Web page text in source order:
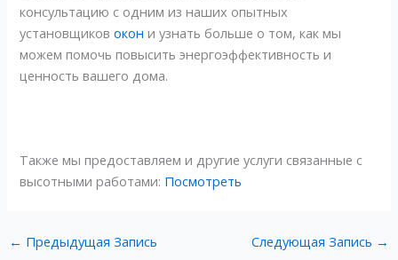
консультацию с одним из наших опытных
установщиковокон и узнать больше о том, как мы
можем помочь повысить энергоэффективность и
ценность вашего дома.
Также мы предоставляем и другие услуги связанные с
высотными работами: Посмотреть
← Предыдущая Запись Следующая Запись →